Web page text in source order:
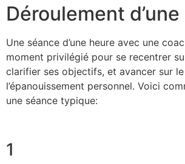
Déroulement
Une séance d’une heure avec une
moment privilégié pour se recentrer
clarifier ses objectifs, et avancer sur
l’épanouissement personnel. Voici
une séance typique:
1